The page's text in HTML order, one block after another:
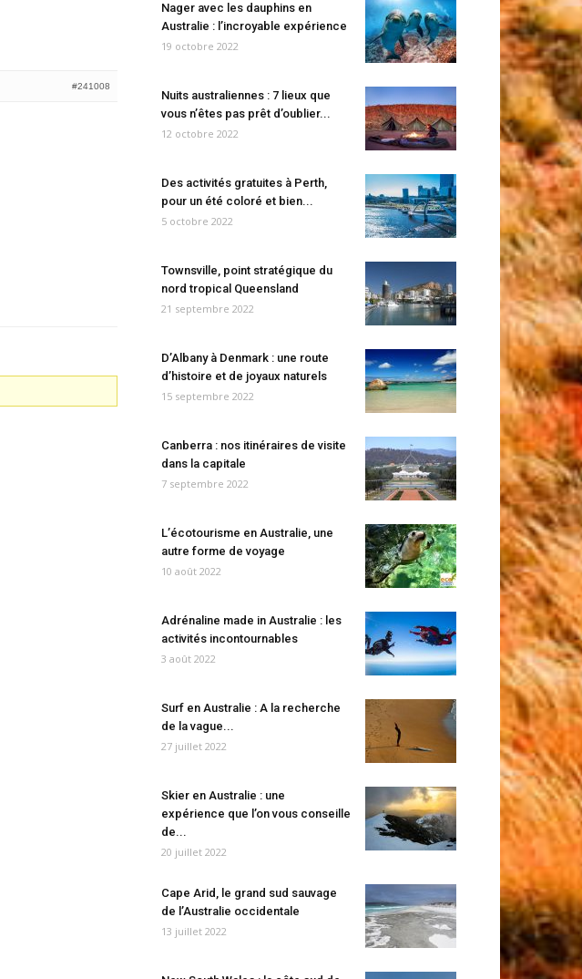
#241008
Nager avec les dauphins en
Australie : l’incroyable expérience
19 octobre 2022
Nuits australiennes : 7 lieux que
vous n’êtes pas prêt d’oublier...
12 octobre 2022
Des activités gratuites à Perth,
pour un été coloré et bien...
5 octobre 2022
Townsville, point stratégique du
nord tropical Queensland
21 septembre 2022
D’Albany à Denmark : une route
d’histoire et de joyaux naturels
15 septembre 2022
Canberra : nos itinéraires de visite
dans la capitale
7 septembre 2022
L’écotourisme en Australie, une
autre forme de voyage
10 août 2022
Adrénaline made in Australie : les
activités incontournables
3 août 2022
Surf en Australie : A la recherche
de la vague...
27 juillet 2022
Skier en Australie : une
expérience que l’on vous conseille
de...
20 juillet 2022
Cape Arid, le grand sud sauvage
de l’Australie occidentale
13 juillet 2022